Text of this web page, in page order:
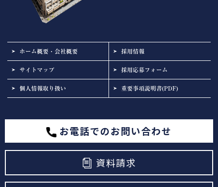
ホーム概要・会社概要 採用情報
サイトマップ 採用応募フォーム
個人情報取り扱い 重要事項説明書(PDF)
お電話でのお問い合わせ
資料請求